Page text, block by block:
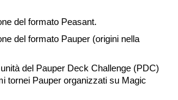
del formato Peasant.
del formato Pauper (origini nella
del Pauper Deck Challenge (PDC)
tornei Pauper organizzati su Magic